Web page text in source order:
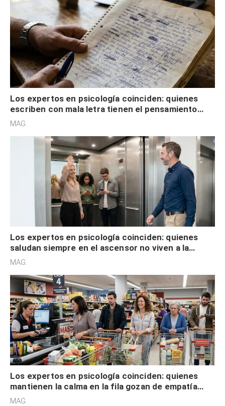
Los expertos en psicología coinciden: quienes
escriben con mala letra tienen el pensamiento
acelerado y no lo hacen por desinterés
MAG.
Los expertos en psicología coinciden: quienes
saludan siempre en el ascensor no viven a la
defensiva y tienen apertura social
MAG.
Los expertos en psicología coinciden: quienes
mantienen la calma en la fila gozan de empatía
cognitiva, gratitud y no solo tienen autocontrol
MAG.